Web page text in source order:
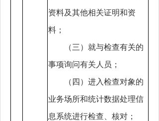
资料及其他相关证明和资
料；
（三）就与检查有关的
事项询问有关人员；
（四）进入检查对象的
业务场所和统计数据处理信
息系统进行检查、核对；